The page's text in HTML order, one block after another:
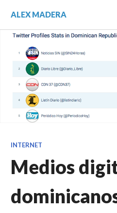
contenido.
ALEX MADERA
INTERNET
Medios